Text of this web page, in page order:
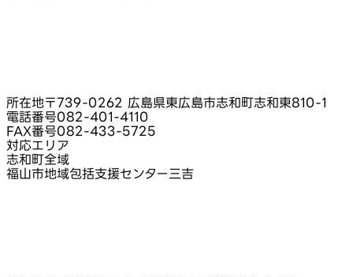
所在地〒739-0262 広島県東広島市志和町志和東810-1
電話番号082-401-4110
FAX番号082-433-5725
対応エリア
志和町全域
福山市地域包括支援センター三吉